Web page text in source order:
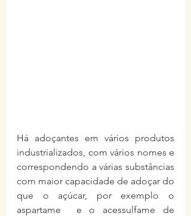
Há adoçantes em vários produtos
industrializados, com vários nomes e
correspondendo a várias substâncias
com maior capacidade de adoçar do
que o açúcar, por exemplo o
aspartame  e o acessulfame de